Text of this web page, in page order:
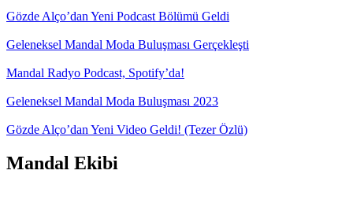
Gözde Alço’dan Yeni Podcast Bölümü Geldi
Geleneksel Mandal Moda Buluşması Gerçekleşti
Mandal Radyo Podcast, Spotify’da!
Geleneksel Mandal Moda Buluşması 2023
Gözde Alço’dan Yeni Video Geldi! (Tezer Özlü)
Mandal Ekibi